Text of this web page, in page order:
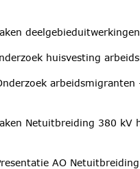
huisvesting
Netuitbreiding 380 kV
AO